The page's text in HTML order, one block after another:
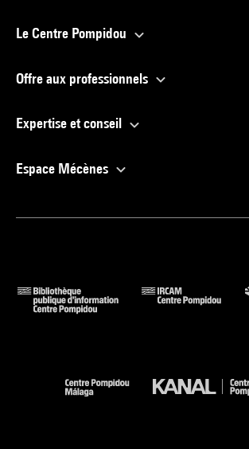
Le Centre Pompidou
Offre aux professionnels
Expertise et conseil
Espace Mécènes